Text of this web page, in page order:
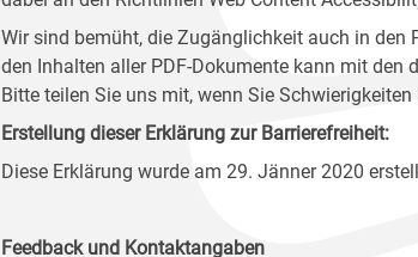
Wir sind bemüht, die Zugänglichkeit auch in den
den Inhalten aller PDF-Dokumente kann mit
Bitte teilen Sie uns mit, wenn Sie Schwierigkeiten
Erstellung dieser Erklärung zur Barrierefreiheit:
Diese Erklärung wurde am 29. Jänner 2020
Feedback und Kontaktangaben